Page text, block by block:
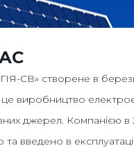
СВ» створене в
це виробництво
джерел. Компанією в
та введено в